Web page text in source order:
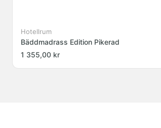
Hotellrum
Bäddmadrass Edition Pikerad
1 355,00 kr